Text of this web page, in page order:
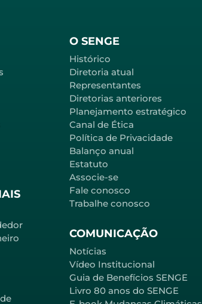
O SENGE
Histórico
Diretoria atual
Representantes
Diretorias anteriores
Planejamento estratégico
Canal de Ética
Política de Privacidade
Balanço anual
Estatuto
Associe-se
Fale conosco
Trabalhe conosco
COMUNICAÇÃO
Notícias
Vídeo Institucional
Guia de Benefícios SENGE
Livro 80 anos do SENGE